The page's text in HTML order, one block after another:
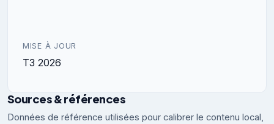
MISE À JOUR
T3 2026
Sources & références
Données de référence utilisées pour calibrer le contenu local,